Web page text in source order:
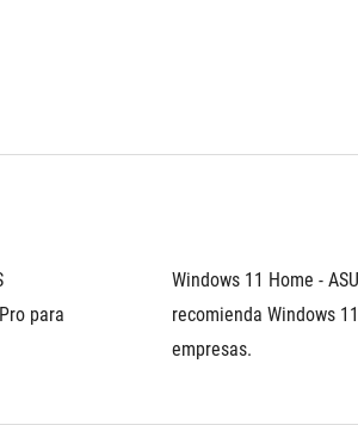
para
Windows 11 Home -
recomienda Windows
empresas.